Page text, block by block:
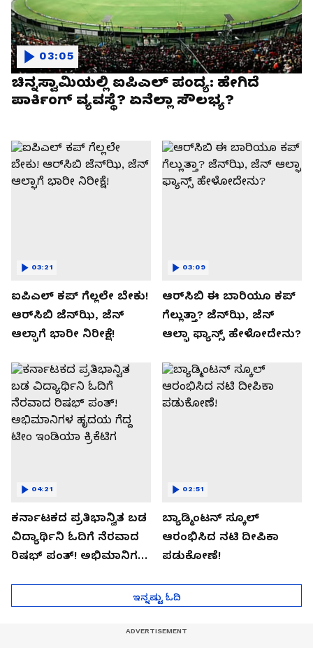
ಚಿನ್ನಸ್ವಾಮಿಯಲ್ಲಿ ಐಪಿಎಲ್‌ ಪಂದ್ಯ: ಹೇಗಿದೆ
ಪಾರ್ಕಿಂಗ್ ವ್ಯವಸ್ಥೆ? ಏನೆಲ್ಲಾ ಸೌಲಭ್ಯ?
03:05
ಐಪಿಎಲ್ ಕಪ್‌ ಗೆಲ್ಲಲೇ ಬೇಕು!
ಆರ್‌ಸಿಬಿ ಜೆನ್‌ಝಿ, ಜೆನ್‌
ಆಲ್ಫಾಗೆ ಭಾರೀ ನಿರೀಕ್ಷೆ!
03:21
ಆರ್‌ಸಿಬಿ ಈ ಬಾರಿಯೂ ಕಪ್‌
ಗೆಲ್ಲುತ್ತಾ? ಜೆನ್‌ಝಿ, ಜೆನ್‌
ಆಲ್ಫಾ ಫ್ಯಾನ್ಸ್ ಹೇಳೋದೇನು?
03:09
ಕರ್ನಾಟಕದ ಪ್ರತಿಭಾನ್ವಿತ ಬಡ
ವಿದ್ಯಾರ್ಥಿನಿ ಓದಿಗೆ ನೆರವಾದ
ರಿಷಭ್ ಪಂತ್! ಅಭಿಮಾನಿಗಳ
04:21
ಬ್ಯಾಡ್ಮಿಂಟನ್ ಸ್ಕೂಲ್​
ಆರಂಭಿಸಿದ ನಟಿ ದೀಪಿಕಾ
ಪಡುಕೋಣೆ!
02:51
ಇನ್ನಷ್ಟು ಓದಿ